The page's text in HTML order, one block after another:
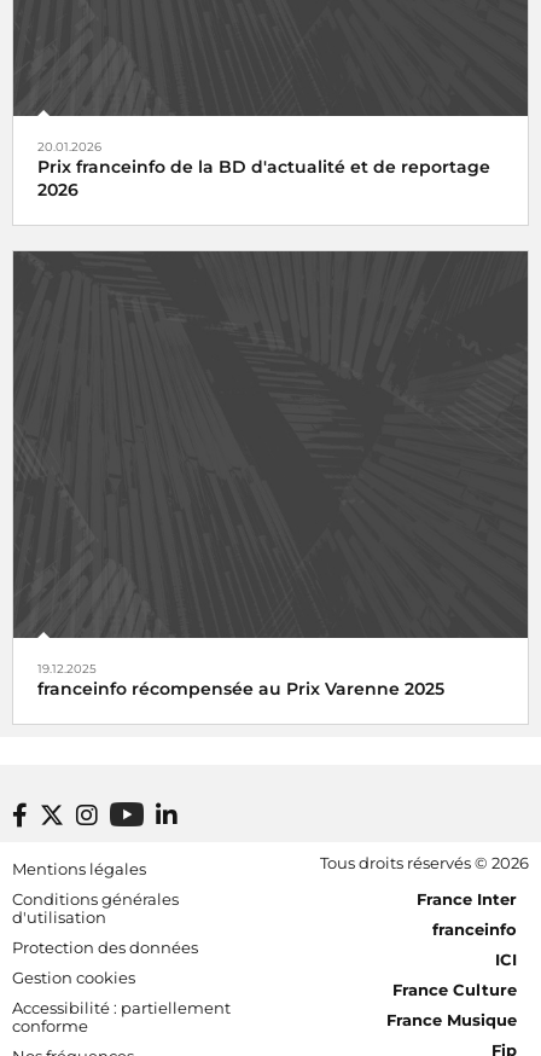
20.01.2026
Prix franceinfo de la BD d'actualité et de reportage
2026
19.12.2025
franceinfo récompensée au Prix Varenne 2025
Footer bottom
Mentions légales
Conditions générales
d'utilisation
Protection des données
Gestion cookies
Accessibilité : partiellement
conforme
Tous droits réservés © 2026
[RDF] Pied de page - Mobile
France Inter
franceinfo
ICI
France Culture
France Musique
Fip